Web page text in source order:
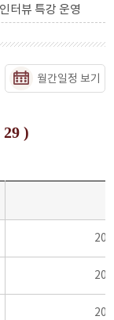
터뷰 특강 운영
월간일정 보기
29 )